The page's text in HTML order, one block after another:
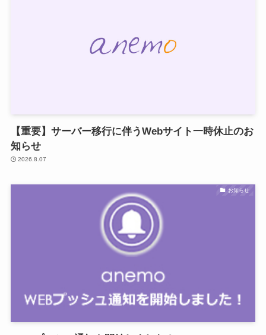
【重要】サーバー移行に伴うWebサイト一時休止のお
知らせ
2026.8.07
お知らせ